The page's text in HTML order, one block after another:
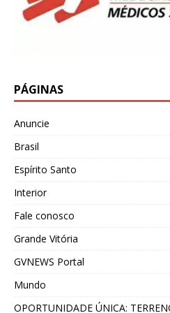
PÁGINAS
Anuncie
Brasil
Espírito Santo
Interior
Fale conosco
Grande Vitória
GVNEWS Portal
Mundo
OPORTUNIDADE ÚNICA: